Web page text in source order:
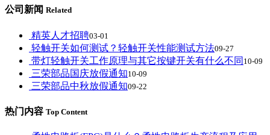
公司新闻 Related
精英人才招聘03-01
轻触开关如何测试？轻触开关性能测试方法09-27
带灯轻触开关工作原理与其它按键开关有什么不同 10-09
三荣部品国庆放假通知10-09
三荣部品中秋放假通知09-22
热门内容 Top Content